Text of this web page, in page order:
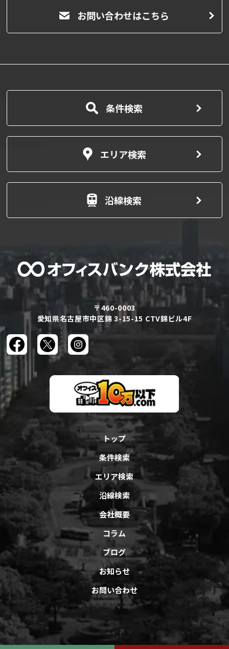
お問い合わせはこちら
条件検索
エリア検索
沿線検索
〒460-0003
愛知県名古屋市中区錦 3-15-15 CTV錦ビル4F
トップ
条件検索
エリア検索
沿線検索
会社概要
コラム
ブログ
お知らせ
お問い合わせ